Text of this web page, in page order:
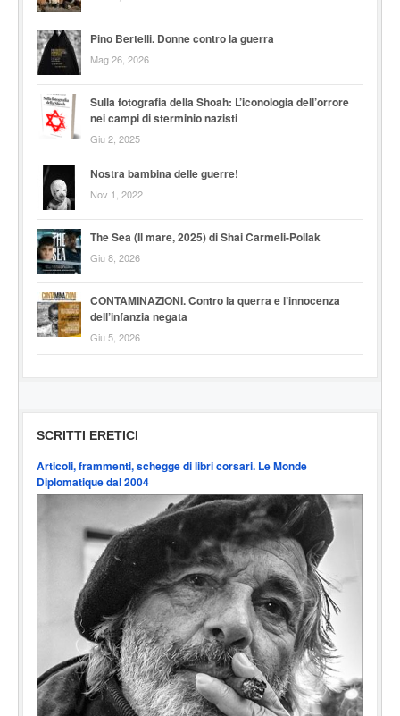
Pino Bertelli. Donne contro la guerra
Mag 26, 2026
Sulla fotografia della Shoah: L’iconologia dell’orrore
nei campi di sterminio nazisti
Giu 2, 2025
Nostra bambina delle guerre!
Nov 1, 2022
The Sea (Il mare, 2025) di Shai Carmeli-Pollak
Giu 8, 2026
CONTAMINAZIONI. Contro la querra e l’innocenza
dell’infanzia negata
Giu 5, 2026
SCRITTI ERETICI
Articoli, frammenti, schegge di libri corsari. Le Monde
Diplomatique dal 2004